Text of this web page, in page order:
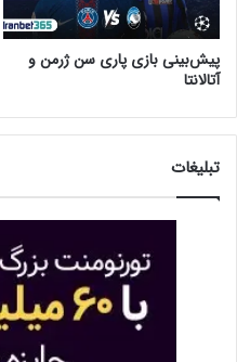
پیش‌بینی بازی پاری سن ژرمن و
آتالانتا
تبلیغات